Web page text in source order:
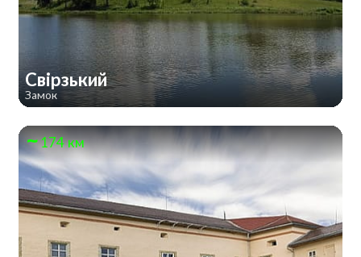
Свірзький
Замок
174 км